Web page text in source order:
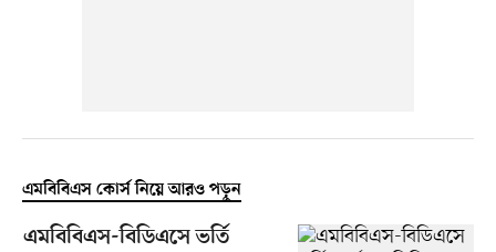
এমবিবিএস কোর্স নিয়ে আরও পড়ুন
এমবিবিএস-বিডিএসে ভর্তি